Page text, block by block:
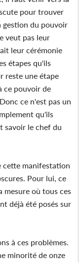
pour trouver
gestion du pouvoir
veut pas leur
leur cérémonie
étapes qu'ils
reste une étape
ce pouvoir de
ce n'est pas un
qu'ils
savoir le chef du
cette manifestation
Pour lui, ce
mesure où tous ces
déjà été posés sur
à ces problèmes.
minorité de onze